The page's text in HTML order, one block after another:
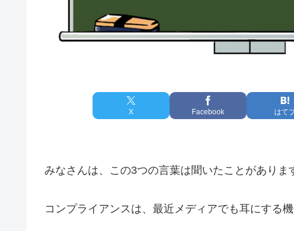
X Facebook はて
みなさんは、この3つの言葉は聞いたことがありま
コンプライアンスは、最近メディアでも耳にする機